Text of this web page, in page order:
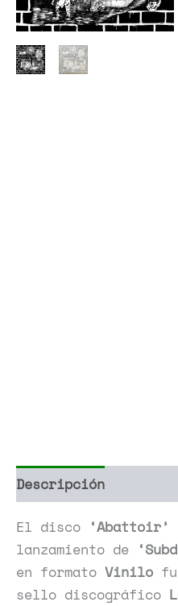
Descripción
El disco ‘Abattoir’
lanzamiento de
en formato Vinilo
sello discográfico